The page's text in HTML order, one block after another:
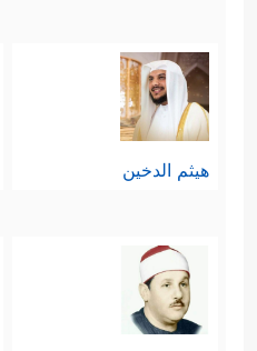
هيثم الدخين